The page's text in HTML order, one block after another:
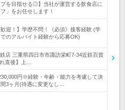
プを目指せる◎】当社が運営する飲食店に
」をお任せします！
歓迎！】学歴不問！《必須》接客経験 (学
のアルバイト経験から応募OK)
店 三重県四日市市諏訪栄町7-34近鉄百貨
直後】上…
円※経験・年齢・能力を考慮して決
3ヶ月(待遇に変更なし…